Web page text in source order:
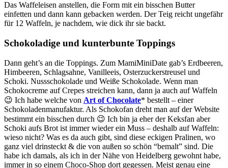
Das Waffeleisen anstellen, die Form mit ein bisschen Butter
einfetten und dann kann gebacken werden. Der Teig reicht ungefähr
für 12 Waffeln, je nachdem, wie dick ihr sie backt.
Schokoladige und kunterbunte Toppings
Dann geht’s an die Toppings. Zum MamiMiniDate gab’s Erdbeeren,
Himbeeren, Schlagsahne, Vanilleeis, Osterzuckerstreusel und
Schoki. Nussschokolade und Weiße Schokolade. Wenn man
Schokocreme auf Crepes streichen kann, dann ja auch auf Waffeln
😉 Ich habe welche von Art of Chocolate* bestellt – einer
Schokoladenmanufaktur. Als Schokofan dreht man auf der Website
bestimmt ein bisschen durch 😉 Ich bin ja eher der Keksfan aber
Schoki aufs Brot ist immer wieder ein Muss – deshalb auf Waffeln:
wieso nicht? Was es da auch gibt, sind diese eckigen Pralinen, wo
ganz viel drinsteckt & die von außen so schön “bemalt” sind. Die
habe ich damals, als ich in der Nähe von Heidelberg gewohnt habe,
immer in so einem Choco-Shop dort gegessen. Meist genau eine